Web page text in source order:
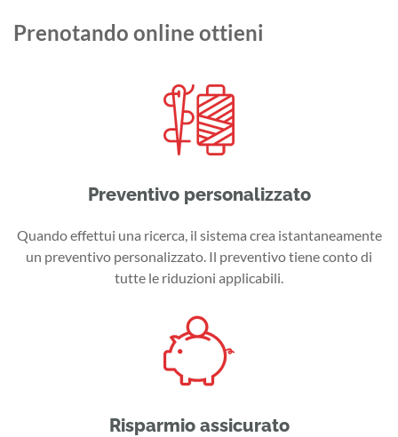
Prenotando online ottieni
Preventivo personalizzato
Quando effettui una ricerca, il sistema crea istantaneamente
un preventivo personalizzato. Il preventivo tiene conto di
tutte le riduzioni applicabili.
Risparmio assicurato